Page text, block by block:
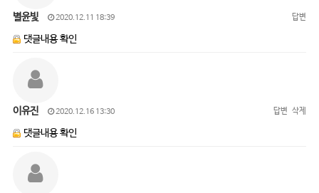
별윤빛 2020.12.11 18:39 답변
댓글내용 확인
이유진 2020.12.16 13:30 답변 삭제
댓글내용 확인